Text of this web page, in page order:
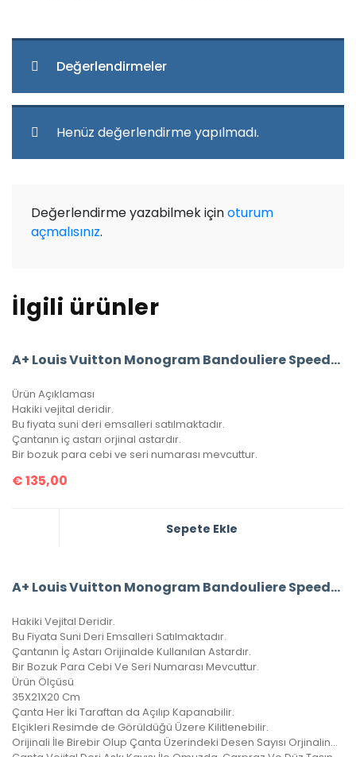
Değerlendirmeler
Henüz değerlendirme yapılmadı.
Değerlendirme yazabilmek içinoturum
açmalısınız.
İlgili ürünler
A+ Louis Vuitton Monogram Bandouliere Speedy 30’Luk Vejital Deri (LV33)
Ürün Açıklaması
Hakiki vejital deridir.
Bu fiyata suni deri emsalleri satılmaktadır.
Çantanın iç astarı orjinal astardır.
Bir bozuk para cebi ve seri numarası mevcuttur.
€135,00
Sepete Ekle
A+ Louis Vuitton Monogram Bandouliere Speedy 35’Lik Vejital Deri CRL242
Hakiki Vejital Deridir.
Bu Fiyata Suni Deri Emsalleri Satılmaktadır.
Çantanın İç Astarı Orijinalde Kullanılan Astardır.
Bir Bozuk Para Cebi Ve Seri Numarası Mevcuttur.
Ürün Ölçüsü
35X21X20 Cm
Çanta Her İki Taraftan da Açılıp Kapanabilir.
Elçikleri Resimde de Görüldüğü Üzere Kilitlenebilir.
Orijinali İle Birebir Olup Çanta Üzerindeki Desen Sayısı Orjinalinde ki İle Aynıdır.